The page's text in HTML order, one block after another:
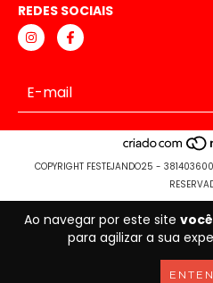
Ao navegar por este site
para agilizar a sua
REDES SOCIAIS
COPYRIGHT FESTEJANDO25 -